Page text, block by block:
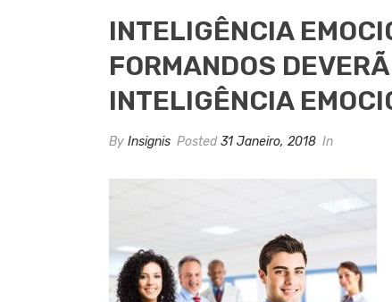
INTELIGÊNCIA
FORMANDOS
INTELIGÊNCIA
By Insignis Posted31 Janeiro, 2018 In